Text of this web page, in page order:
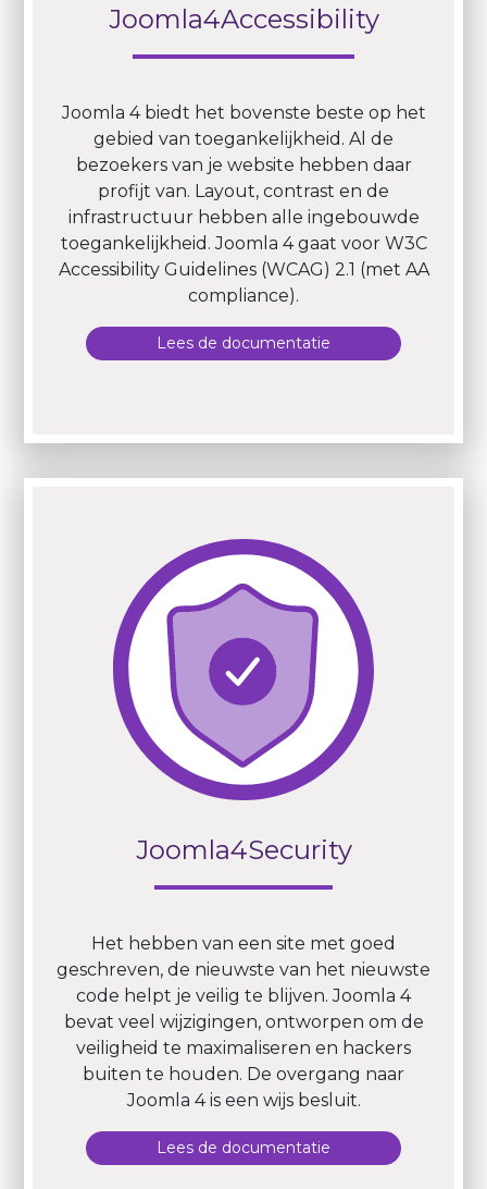
Joomla4Accessibility
Joomla 4 biedt het bovenste beste op het
gebied van toegankelijkheid. Al de
bezoekers van je website hebben daar
profijt van. Layout, contrast en de
infrastructuur hebben alle ingebouwde
toegankelijkheid. Joomla 4 gaat voor W3C
Accessibility Guidelines (WCAG) 2.1 (met AA
compliance).
Lees de documentatie
Joomla4Security
Het hebben van een site met goed
geschreven, de nieuwste van het nieuwste
code helpt je veilig te blijven. Joomla 4
bevat veel wijzigingen, ontworpen om de
veiligheid te maximaliseren en hackers
buiten te houden. De overgang naar
Joomla 4 is een wijs besluit.
Lees de documentatie